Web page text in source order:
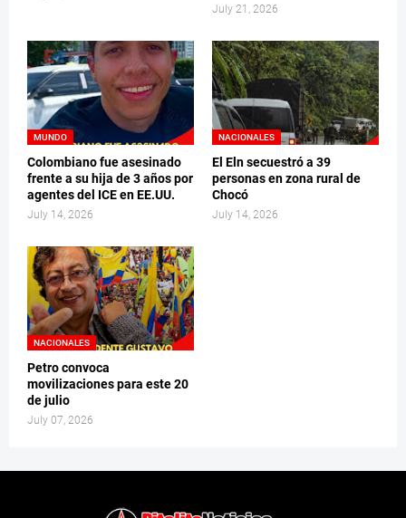
July 21, 2026
MUNDO
Colombiano fue asesinado
frente a su hija de 3 años por
agentes del ICE en EE.UU.
July 14, 2026
NACIONALES
El Eln secuestró a 39
personas en zona rural de
Chocó
July 14, 2026
NACIONALES
Petro convoca
movilizaciones para este 20
de julio
July 07, 2026